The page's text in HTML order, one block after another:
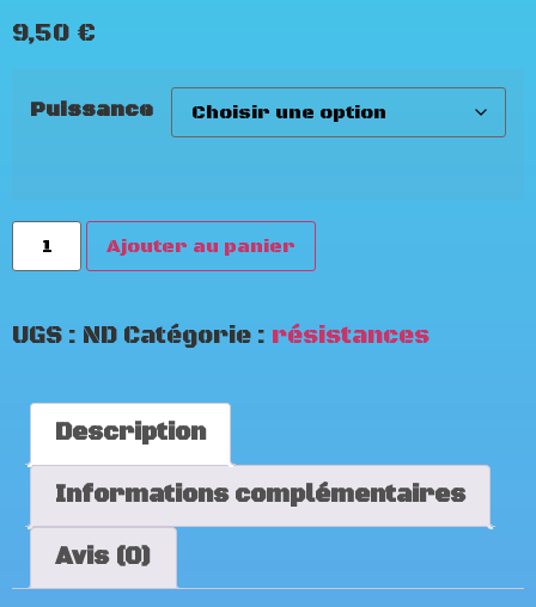
9,50 €
Puissance
Ajouter au panier
UGS : ND Catégorie : résistances
Description
Informations complémentaires
Avis (0)